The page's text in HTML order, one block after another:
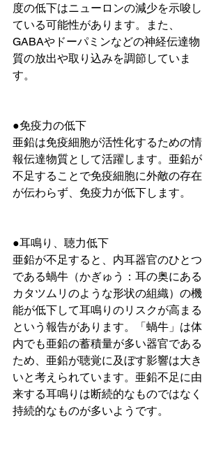
度の低下はニューロンの減少を示唆し
ている可能性があります。また、
GABAやドーパミンなどの神経伝達物
質の放出や取り込みを調節していま
す。
●免疫力の低下
亜鉛は免疫細胞が活性化するための情
報伝達物質として活躍します。亜鉛が
不足することで免疫細胞に外敵の存在
が伝わらず、免疫力が低下します。
●耳鳴り、聴力低下
亜鉛が不足すると、内耳器官のひとつ
である蝸牛（かぎゅう：耳の奥にある
カタツムリのような形状の組織）の機
能が低下して耳鳴りのリスクが高まる
という報告があります。「蝸牛」は体
内でも亜鉛の蓄積量が多い器官である
ため、亜鉛が聴覚に及ぼす影響は大き
いと考えられています。亜鉛不足に由
来する耳鳴りは断続的なものではなく
持続的なものが多いようです。